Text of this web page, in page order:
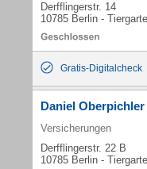
Derfflingerstr. 14
10785 Berlin -
Gratis-Digitalcheck
Daniel
Versicherungen
Derfflingerstr. 22 B
10785 Berlin -